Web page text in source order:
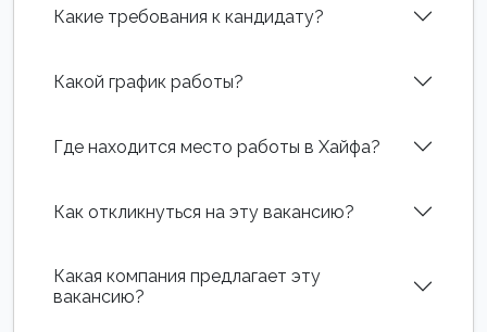
Какие требования к кандидату?
Какой график работы?
Где находится место работы в Хайфа?
Как откликнуться на эту вакансию?
Какая компания предлагает эту
вакансию?